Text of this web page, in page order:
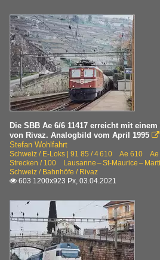
Die SBB Ae 6/6 11417 erreicht mit
von Rivaz. Analogbild vom April 1995 
Stefan Wohlfahrt
Schweiz / E-Loks | 91 85 / 4 610 Ae 610 Ae
Strecken / 100 Lausanne – St-Maurice –
Schweiz / Bahnhöfe / Rivaz
 603 1200x923 Px, 03.04.2021